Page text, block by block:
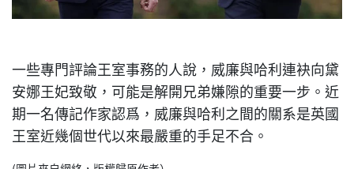
一些專門評論王室事務的人說，威廉與哈利連袂向黛
安娜王妃致敬，可能是解開兄弟嫌隙的重要一步。近
期一名傳記作家認爲，威廉與哈利之間的關系是英國
王室近幾個世代以來最嚴重的手足不合。